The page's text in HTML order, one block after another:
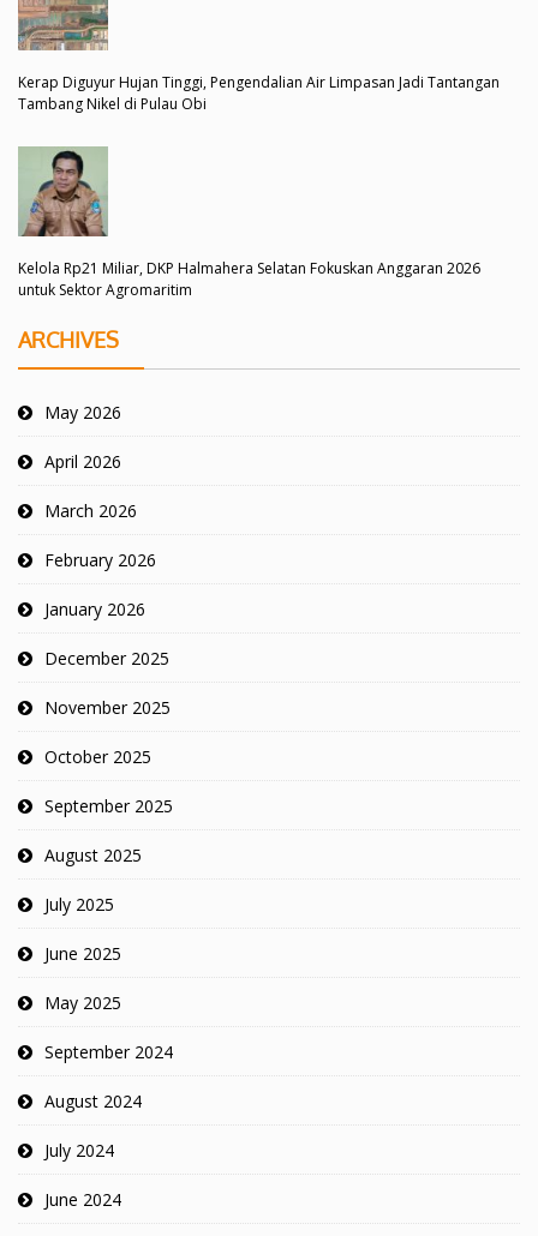
Kerap Diguyur Hujan Tinggi, Pengendalian Air Limpasan Jadi Tantangan
Tambang Nikel di Pulau Obi
Kelola Rp21 Miliar, DKP Halmahera Selatan Fokuskan Anggaran 2026
untuk Sektor Agromaritim
ARCHIVES
May 2026
April 2026
March 2026
February 2026
January 2026
December 2025
November 2025
October 2025
September 2025
August 2025
July 2025
June 2025
May 2025
September 2024
August 2024
July 2024
June 2024